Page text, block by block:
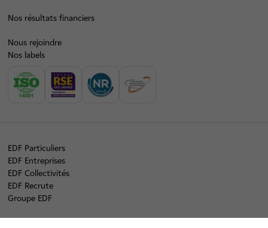
Nos résultats financiers
Nous rejoindre
Nos labels
EDF Particuliers
EDF Entreprises
EDF Collectivités
EDF Recrute
Groupe EDF